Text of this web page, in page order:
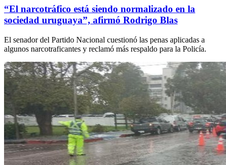
“El narcotráfico está siendo normalizado en la
sociedad uruguaya”, afirmó Rodrigo Blas
El senador del Partido Nacional cuestionó las penas aplicadas a
algunos narcotraficantes y reclamó más respaldo para la Policía.